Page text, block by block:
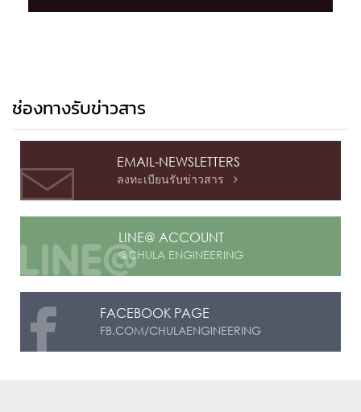
ช่องทางรับข่าวสาร
EMAIL-NEWSLETTERS
ลงทะเบียนรับข่าวสาร 
LINE@ ACCOUNT
@CHULA ENGINEERING
FACEBOOK PAGE
FB.COM/CHULAENGINEERING